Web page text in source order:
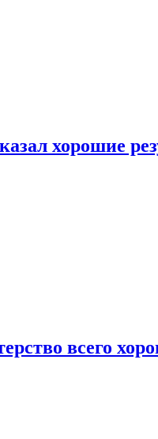
хорошие
всего